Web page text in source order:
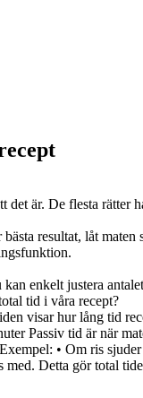
det är. De flesta rätter
resultat, låt
enkelt justera
tid i våra recept?
visar hur lång tid
Passiv tid är när
• Om ris
Detta gör total